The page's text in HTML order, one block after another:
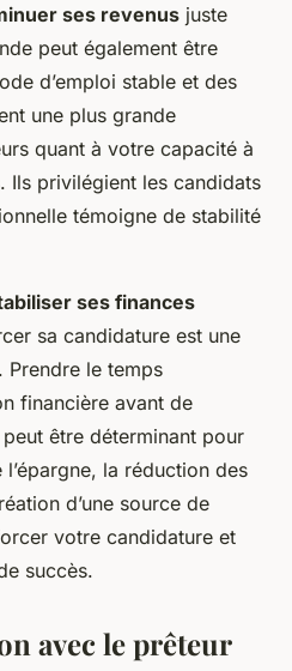
ses revenus juste
peut également être
d’emploi stable et des
une plus grande
quant à votre capacité à
Ils privilégient les candidats
témoigne de stabilité
ses finances
sa candidature est une
Prendre le temps
financière avant de
être déterminant pour
la réduction des
d’une source de
votre candidature et
succès.
avec le prêteur